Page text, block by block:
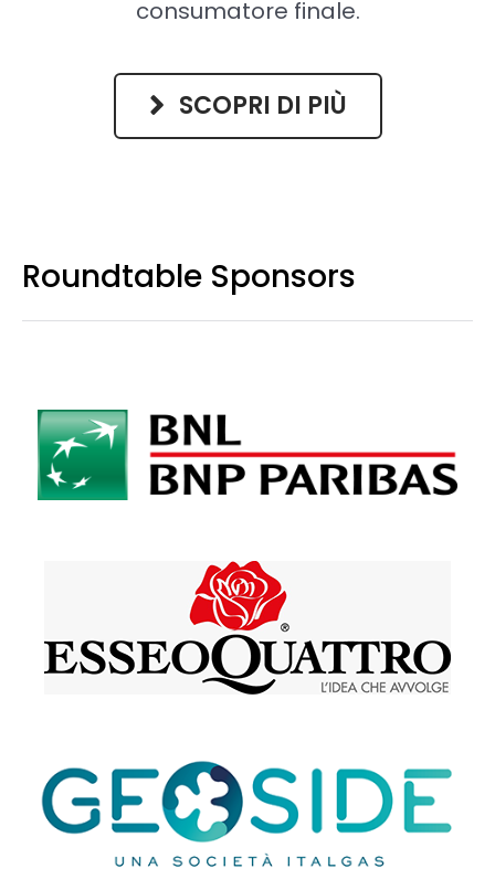
consumatore finale.
SCOPRI DI PIÙ
Roundtable Sponsors